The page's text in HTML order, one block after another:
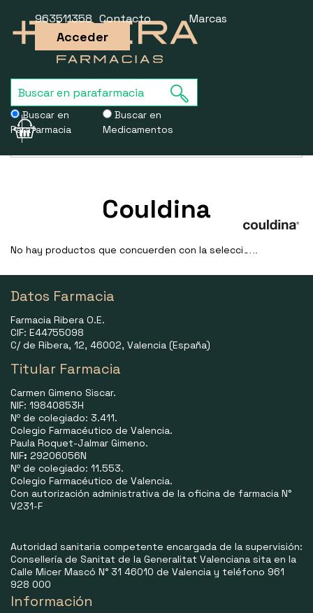
Buscar en
Parafarmacia
Buscar en
Medicamentos
963511358 Contacto Marcas
Acceder
Usamos cookies para mejorar la experiencia de la web. Si sigues
Couldina
No hay productos que concuerden con la selección.
Datos Farmacia
Farmacia Ribera O.E.
CIF: E44755098
C/ de Ribera, 12, 46002, Valencia (España)
Titular Farmacia
Carmen Gimeno Siscar.
NIF: 19840853H
Nº de colegiado: 3.411.
Colegio Farmacéutico de Valencia.
Paula Roquet-Jalmar Gimeno.
NIF: 29206056N
Nº de colegiado: 11.553.
Colegio Farmacéutico de Valencia.
Con autorización administrativa de la oficina de farmacia N°
V231-F
Autoridad sanitaria competente encargada de la supervisión:
Consellería de Sanitat de la Generalitat Valenciana sita en la
Calle Micer Mascó N° 31 46010 de Valencia y teléfono 961
928 000
Información